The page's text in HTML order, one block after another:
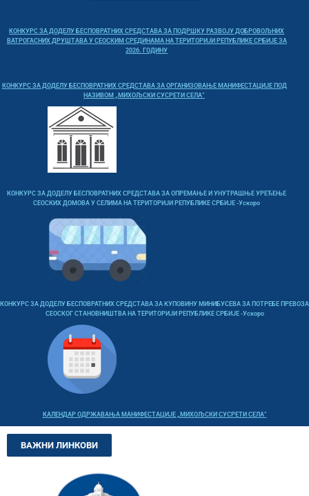
КОНКУРС ЗА ДОДЕЛУ БЕСПОВРАТНИХ СРЕДСТАВА ЗА ПОДРШКУ РАЗВОЈУ ДОБРОВОЉНИХ
ВАТРОГАСНИХ ДРУШТАВА У СЕОСКИМ СРЕДИНАМА НА ТЕРИТОРИЈИ РЕПУБЛИКЕ СРБИЈЕ ЗА
2026. ГОДИНУ
КОНКУРС ЗА ДОДЕЛУ БЕСПОВРАТНИХ СРЕДСТАВА ЗА ОРГАНИЗОВАЊЕ МАНИФЕСТАЦИЈЕ ПОД
НАЗИВОМ „МИХОЉСКИ СУСРЕТИ СЕЛА“
КОНКУРС ЗА ДОДЕЛУ БЕСПОВРАТНИХ СРЕДСТАВА ЗА ОПРЕМАЊЕ И УНУТРАШЊЕ УРЕЂЕЊЕ
СЕОСКИХ ДОМОВА У СЕЛИМА НА ТЕРИТОРИЈИ РЕПУБЛИКЕ СРБИЈЕ -Ускоро
КОНКУРС ЗА ДОДЕЛУ БЕСПОВРАТНИХ СРЕДСТАВА ЗА КУПОВИНУ МИНИБУСЕВА ЗА ПОТРЕБЕ ПРЕВОЗА
СЕОСКОГ СТАНОВНИШТВА НА ТЕРИТОРИЈИ РЕПУБЛИКЕ СРБИЈЕ -Ускоро
КАЛЕНДАР ОДРЖАВАЊА МАНИФЕСТАЦИЈЕ „МИХОЉСКИ СУСРЕТИ СЕЛА“
ВАЖНИ ЛИНКОВИ